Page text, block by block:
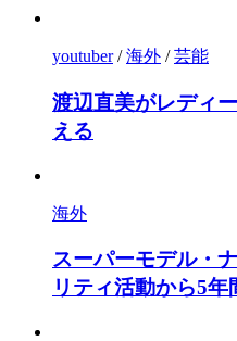
youtuber/海外 /芸能
渡辺直美がレディ
える
海外
スーパーモデル・
リティ活動から5